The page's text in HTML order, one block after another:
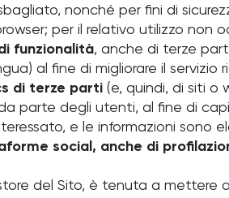
nonché per fini di
per il relativo utilizzo non
funzionalità, anche di terze
al fine di migliorare il
di terze parti (e, quindi, di siti o
parte degli utenti, al fine di
e le informazioni
social, anche di
del Sito, è tenuta a mettere